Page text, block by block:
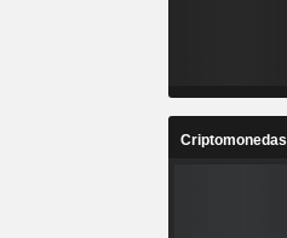
Criptomonedas